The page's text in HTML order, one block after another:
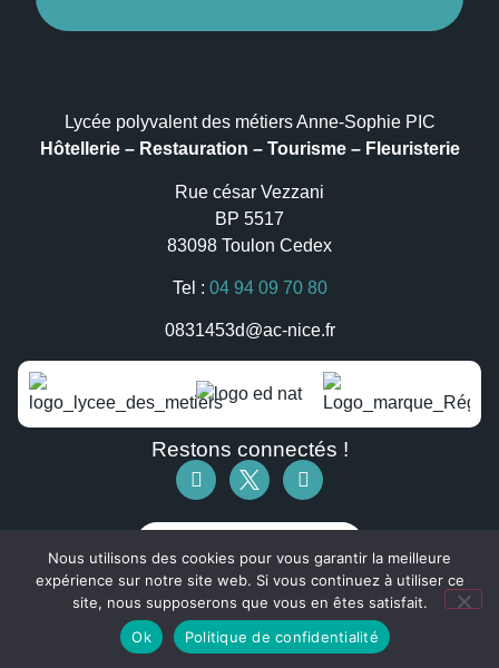
Lycée polyvalent des métiers Anne-Sophie PIC
Hôtellerie – Restauration – Tourisme – Fleuristerie
Rue césar Vezzani
BP 5517
83098 Toulon Cedex
Tel : 04 94 09 70 80
0831453d@ac-nice.fr
Restons connectés !
Nous utilisons des cookies pour vous garantir la meilleure
expérience sur notre site web. Si vous continuez à utiliser ce
site, nous supposerons que vous en êtes satisfait.
Ok
Politique de confidentialité